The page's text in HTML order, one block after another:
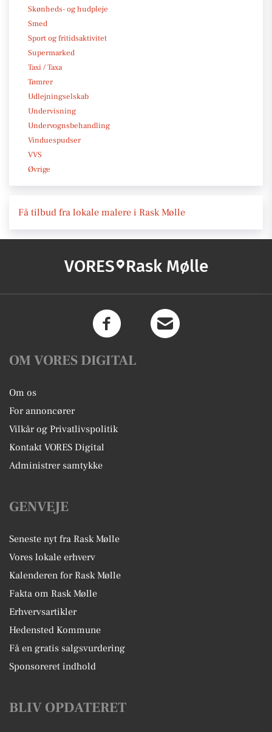
Skønheds- og hudpleje
Smed
Sport og fritidsaktivitet
Supermarked
Taxi / Taxa
Tømrer
Udlejningselskab
Undervisning
Undervognsbehandling
Vinduespudser
VVS
Øvrige
Få tilbud fra lokale malere i Rask Mølle
VORES Rask Mølle
OM VORES DIGITAL
Om os
For annoncører
Vilkår og Privatlivspolitik
Kontakt VORES Digital
Administrer samtykke
GENVEJE
Seneste nyt fra Rask Mølle
Vores lokale erhverv
Kalenderen for Rask Mølle
Fakta om Rask Mølle
Erhvervsartikler
Hedensted Kommune
Få en gratis salgsvurdering
Sponsoreret indhold
BLIV OPDATERET